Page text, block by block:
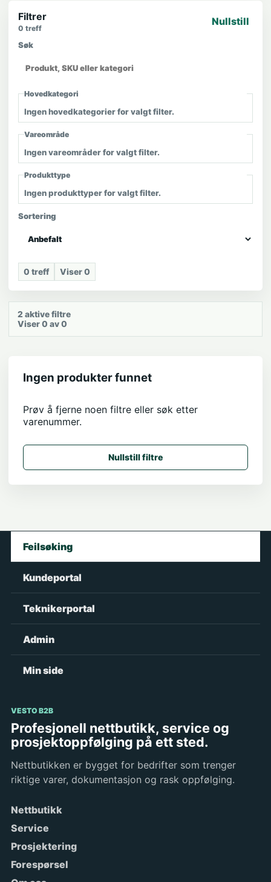
Filtrer
0 treff
Nullstill
Søk
Hovedkategori
Ingen hovedkategorier for valgt filter.
Vareområde
Ingen vareområder for valgt filter.
Produkttype
Ingen produkttyper for valgt filter.
Sortering
0 treff Viser0
2 aktive filtre
Viser 0 av 0
Ingen produkter funnet
Prøv å fjerne noen filtre eller søk etter
varenummer.
Nullstill filtre
Feilsøking
Kundeportal
Teknikerportal
Admin
Min side
VESTO B2B
Profesjonell nettbutikk, service og
prosjektoppfølging på ett sted.
Nettbutikken er bygget for bedrifter som trenger
riktige varer, dokumentasjon og rask oppfølging.
Nettbutikk
Service
Prosjektering
Forespørsel